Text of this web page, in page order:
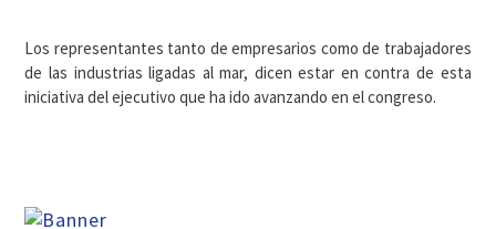
Los representantes tanto de empresarios como de trabajadores
de las industrias ligadas al mar, dicen estar en contra de esta
iniciativa del ejecutivo que ha ido avanzando en el congreso.